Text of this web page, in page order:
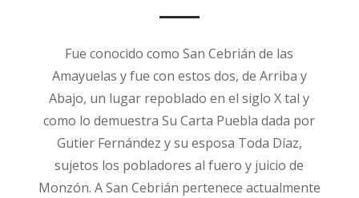
Fue conocido como San Cebrián de las
Amayuelas y fue con estos dos, de Arriba y
Abajo, un lugar repoblado en el siglo X tal y
como lo demuestra Su Carta Puebla dada por
Gutier Fernández y su esposa Toda Díaz,
sujetos los pobladores al fuero y juicio de
Monzón. A San Cebrián pertenece actualmente